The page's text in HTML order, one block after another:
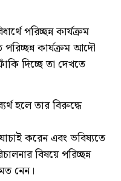
পরিচ্ছন্ন কার্যক্রম
কার্যক্রম আদৌ
দিচ্ছে তা দেখতে
হলে তার বিরুদ্ধে
করেন এবং ভবিষ্যতে
বিষয়ে পরিচ্ছন্ন
নেন।